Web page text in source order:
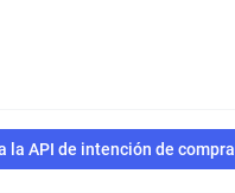
la API de intención de compra